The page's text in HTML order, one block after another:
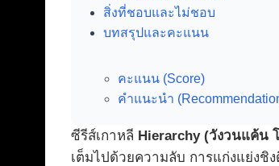
สิ่งที่ชอบและไม่ชอบ
บทสรุปและคะแนน
คะแนน (Score)
คำแนะนำ
ซีรีส์เกาหลี Hierarchy (วังวนแค้น
เต็มไปด้วยความลับ การแก่งแย่งชิ